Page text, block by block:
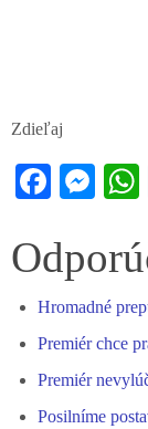
Zdieľaj
Fa
bo
ok
M
se
er
Hromadné
Premiér chce
Premiér
Posilníme